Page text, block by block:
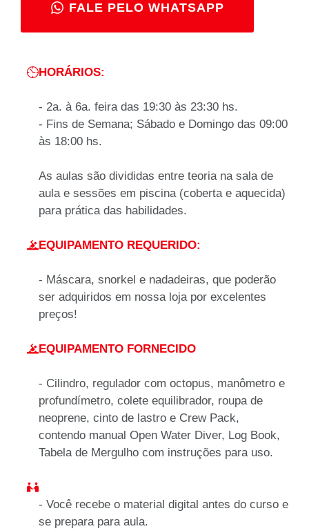
FALE PELO WHATSAPP
HORÁRIOS:
- 2a. à 6a. feira das 19:30 às 23:30 hs.
- Fins de Semana; Sábado e Domingo das 09:00
às 18:00 hs.
As aulas são divididas entre teoria na sala de
aula e sessões em piscina (coberta e aquecida)
para prática das habilidades.
EQUIPAMENTO REQUERIDO:
- Máscara, snorkel e nadadeiras, que poderão
ser adquiridos em nossa loja por excelentes
preços!
EQUIPAMENTO FORNECIDO
- Cilindro, regulador com octopus, manômetro e
profundímetro, colete equilibrador, roupa de
neoprene, cinto de lastro e Crew Pack,
contendo manual Open Water Diver, Log Book,
Tabela de Mergulho com instruções para uso.
- Você recebe o material digital antes do curso e
se prepara para aula.